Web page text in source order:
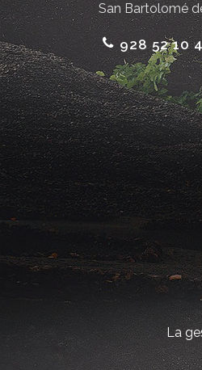
San Bartolomé
928 52 10
La